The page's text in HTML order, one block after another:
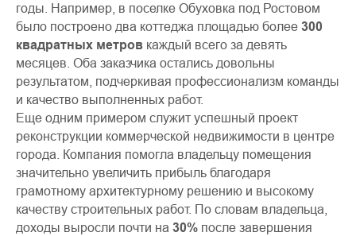
годы. Например, в поселке Обуховка под Ростовом
было построено два коттеджа площадью более 300
квадратных метров каждый всего за девять
месяцев. Оба заказчика остались довольны
результатом, подчеркивая профессионализм команды
и качество выполненных работ.
Еще одним примером служит успешный проект
реконструкции коммерческой недвижимости в центре
города. Компания помогла владельцу помещения
значительно увеличить прибыль благодаря
грамотному архитектурному решению и высокому
качеству строительных работ. По словам владельца,
доходы выросли почти на 30% после завершения